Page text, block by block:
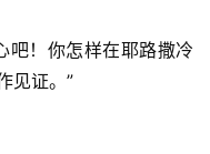
吧！你怎样在耶路撒冷
见证。”